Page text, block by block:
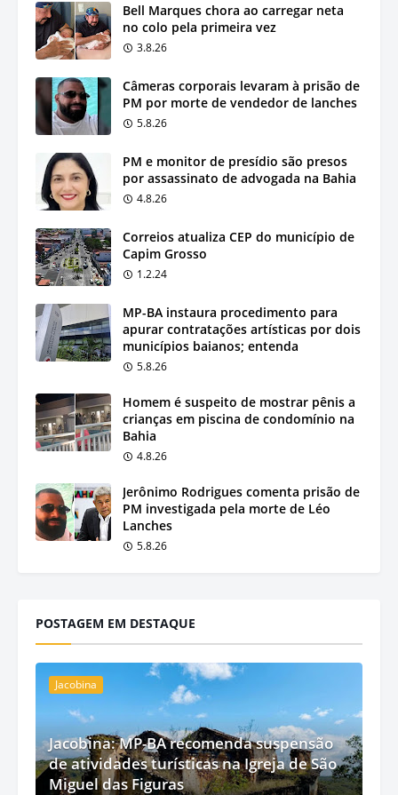
Bell Marques chora ao carregar neta
no colo pela primeira vez
3.8.26
Câmeras corporais levaram à prisão de
PM por morte de vendedor de lanches
5.8.26
PM e monitor de presídio são presos
por assassinato de advogada na Bahia
4.8.26
Correios atualiza CEP do município de
Capim Grosso
1.2.24
MP-BA instaura procedimento para
apurar contratações artísticas por dois
municípios baianos; entenda
5.8.26
Homem é suspeito de mostrar pênis a
crianças em piscina de condomínio na
Bahia
4.8.26
Jerônimo Rodrigues comenta prisão de
PM investigada pela morte de Léo
Lanches
5.8.26
POSTAGEM EM DESTAQUE
Jacobina
Jacobina: MP-BA recomenda suspensão
de atividades turísticas na Igreja de São
Miguel das Figuras